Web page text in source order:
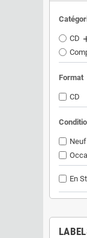
CD
Format
CD
Neuf
En